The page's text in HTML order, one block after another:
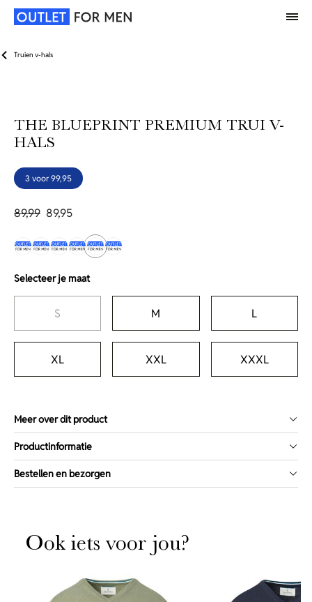
Truien v-hals
THE BLUEPRINT PREMIUM TRUI V-
HALS
3 voor 99,95
89,99 89,95
Selecteer je maat
S M L
XL XXL XXXL
Meer over dit product
Productinformatie
Bestellen en bezorgen
Ook iets voor jou?